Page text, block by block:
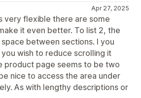
Apr 27, 2025
very flexible there are some
it even better. To list 2, the
between sections. I you
wish to reduce scrolling it
product page seems to be two
nice to access the area under
As with lengthy descriptions or